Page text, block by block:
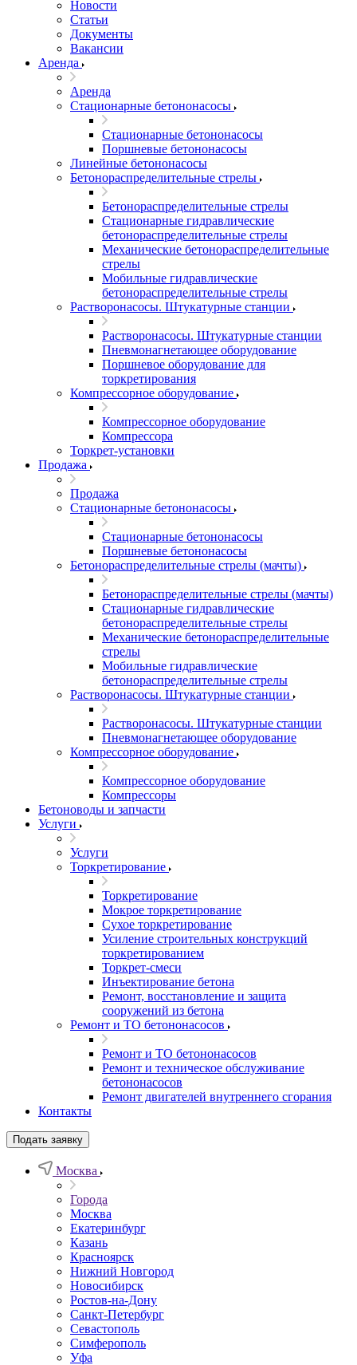
Новости
Статьи
Документы
Вакансии
Аренда
Аренда
Стационарные бетононасосы
Стационарные бетононасосы
Поршневые бетононасосы
Линейные бетононасосы
Бетонораспределительные стрелы
Бетонораспределительные стрелы
Стационарные гидравлические
бетонораспределительные стрелы
Механические бетонораспределительные
стрелы
Мобильные гидравлические
бетонораспределительные стрелы
Растворонасосы. Штукатурные станции
Растворонасосы. Штукатурные станции
Пневмонагнетающее оборудование
Поршневое оборудование для
торкретирования
Компрессорное оборудование
Компрессорное оборудование
Компрессора
Торкрет-установки
Продажа
Продажа
Стационарные бетононасосы
Стационарные бетононасосы
Поршневые бетононасосы
Бетонораспределительные стрелы (мачты)
Бетонораспределительные стрелы (мачты)
Стационарные гидравлические
бетонораспределительные стрелы
Механические бетонораспределительные
стрелы
Мобильные гидравлические
бетонораспределительные стрелы
Растворонасосы. Штукатурные станции
Растворонасосы. Штукатурные станции
Пневмонагнетающее оборудование
Компрессорное оборудование
Компрессорное оборудование
Компрессоры
Бетоноводы и запчасти
Услуги
Услуги
Торкретирование
Торкретирование
Мокрое торкретирование
Сухое торкретирование
Усиление строительных конструкций
торкретированием
Торкрет-смеси
Инъектирование бетона
Ремонт, восстановление и защита
сооружений из бетона
Ремонт и ТО бетононасосов
Ремонт и ТО бетононасосов
Ремонт и техническое обслуживание
бетононасосов
Ремонт двигателей внутреннего сгорания
Контакты
Подать заявку
Москва
Города
Москва
Екатеринбург
Казань
Красноярск
Нижний Новгород
Новосибирск
Ростов-на-Дону
Санкт-Петербург
Севастополь
Симферополь
Уфа